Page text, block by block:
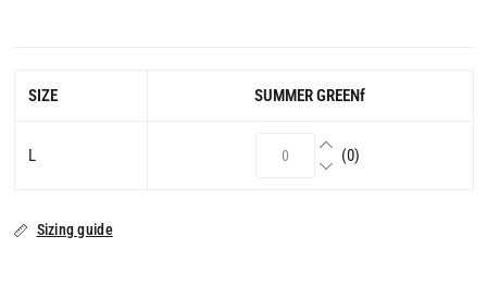
SIZE SUMMER GREENf
L (0)
Sizing guide